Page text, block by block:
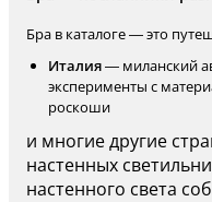
Бра в каталоге — это
Италия— миланский
эксперименты с
роскоши
и многие другие
настенных
настенного света